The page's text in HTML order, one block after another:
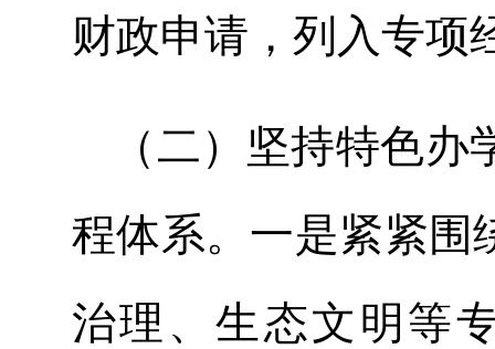
财政申请，列入专项
（二）坚持特色
程体系。一是紧紧围
治理、生态文明等